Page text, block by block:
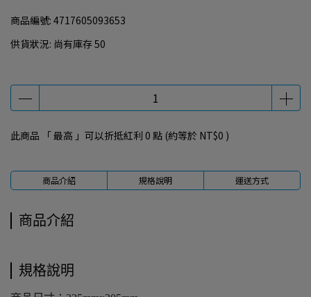
商品編號: 4717605093653
供貨狀況: 尚有庫存 50
此商品 「 最高 」可以折抵紅利 0 點 (約等於 NT$0 )
商品介紹 規格說明 運送方式
商品介紹
規格說明